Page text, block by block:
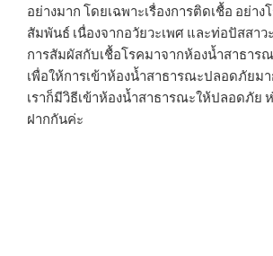
อย่างมาก โดยเฉพาะเรื่องการติดเชื้อ อย่า
สัมพันธ์ เนื่องจากอวัยวะเพศ และท่อปัสสาว
การสัมผัสกับเชื้อโรคมาจากห้องน้ำสาธาร
เพื่อให้การเข้าห้องน้ำสาธารณะปลอดภัยม
เราก็มีวิธีเข้าห้องน้ำสาธารณะให้ปลอดภัย
ฝากกันค่ะ